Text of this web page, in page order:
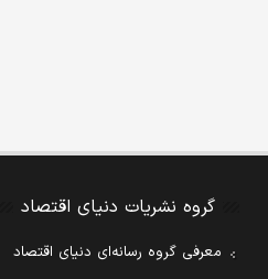
گروه نشریات دنیای اقتصاد
معرفی گروه رسانه‌ای دنیای اقتصاد